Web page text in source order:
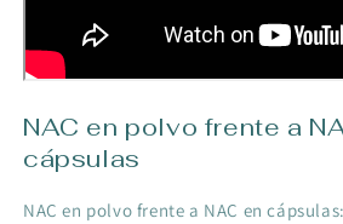
NAC en polvo frente a
cápsulas
NAC en polvo frente a NAC en